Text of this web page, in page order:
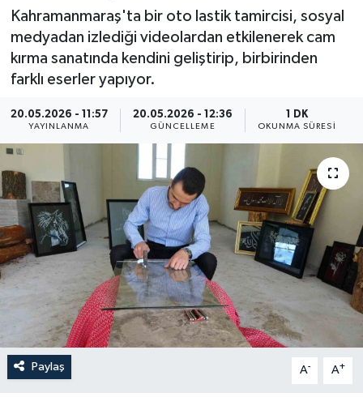
Kahramanmaraş'ta bir oto lastik tamircisi, sosyal
medyadan izlediği videolardan etkilenerek cam
kırma sanatında kendini geliştirip, birbirinden
farklı eserler yapıyor.
20.05.2026 - 11:57
YAYINLANMA
20.05.2026 - 12:36
GÜNCELLEME
1 DK
OKUNMA SÜRESI
Paylaş A- A+
KÖŞE YAZILARI
KÜLTÜR-SANAT-MAGAZİN
MEDYA
RÖPORTAJLAR
SAĞLIK
SİYASET
GÜNCEL
SPOR
Süper Lig Puan Durumu ve Fikstür
Tüm Manşetler
Son Dakika Haberleri
Haber Arşivi